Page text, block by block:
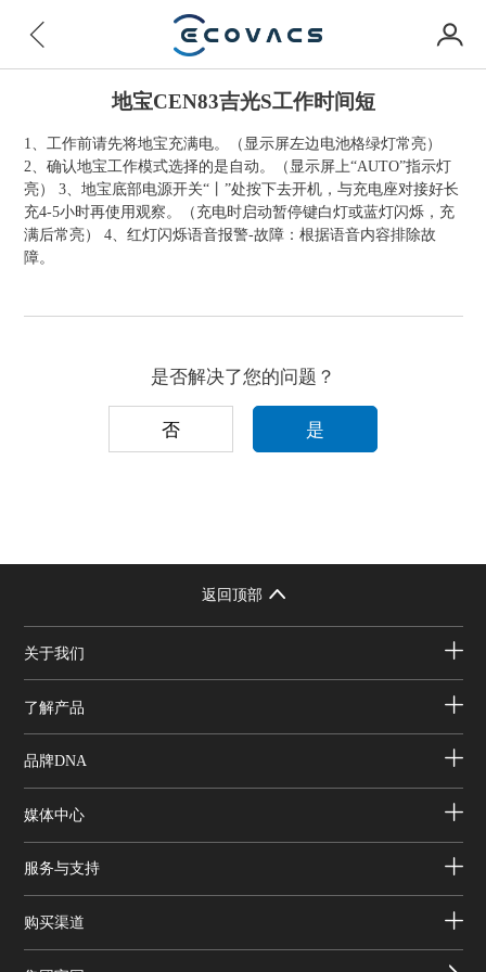
地宝CEN83吉光S工作时间短
1、工作前请先将地宝充满电。（显示屏左边电池格绿灯常亮）
2、确认地宝工作模式选择的是自动。（显示屏上“AUTO”指示灯
亮） 3、地宝底部电源开关“丨”处按下去开机，与充电座对接好长
充4-5小时再使用观察。（充电时启动暂停键白灯或蓝灯闪烁，充
满后常亮） 4、红灯闪烁语音报警-故障：根据语音内容排除故
障。
是否解决了您的问题？
否 是
返回顶部
关于我们
了解产品
品牌DNA
媒体中心
服务与支持
购买渠道